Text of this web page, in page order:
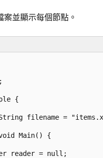
並顯示每個節點。
{
filename =
Main() {
reader = null;